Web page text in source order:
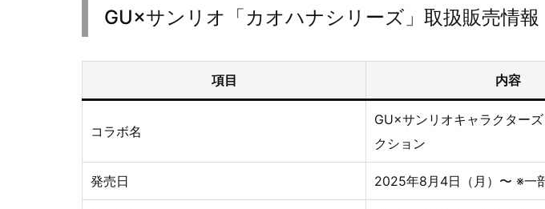
GU×サンリオ「カオハナシリーズ」取扱販売情報
項目 内容
コラボ名
GU×サンリオキャラクター
クション
発売日 2025年8月4日（月）〜 ※一